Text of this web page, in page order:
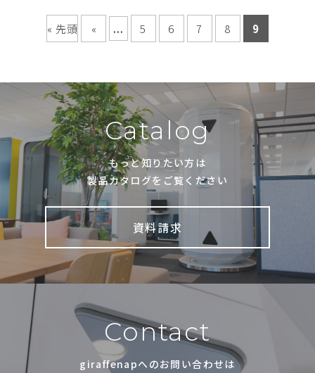
« 先頭 « ... 5 6 7 8 9
Catalog
もっと知りたい方は
製品カタログをご覧ください
資料請求
Contact
giraffenapへのお問い合わせは